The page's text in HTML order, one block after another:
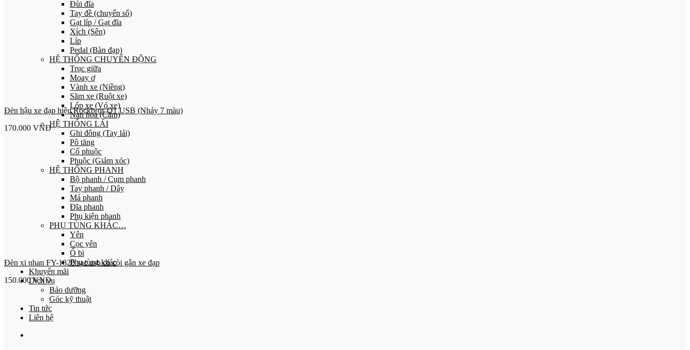
Đùi đĩa
Tay đề (chuyển số)
Gạt líp / Gạt đĩa
Xích (Sên)
Líp
Pedal (Bàn đạp)
HỆ THỐNG CHUYỂN ĐỘNG
Trục giữa
Moay ơ
Vành xe (Niềng)
Săm xe (Ruột xe)
Lốp xe (Vỏ xe)
Nan hoa (Căm)
HỆ THỐNG LÁI
Ghi đông (Tay lái)
Pô tăng
Cổ phuộc
Phuộc (Giảm xóc)
HỆ THỐNG PHANH
Bộ phanh / Cụm phanh
Tay phanh / Dây
Má phanh
Đĩa phanh
Phụ kiện phanh
PHỤ TÙNG KHÁC…
Yên
Cọc yên
Ổ bi
Phụ tùng khác
Khuyến mãi
Dịch vụ
Bảo dưỡng
Góc kỹ thuật
Tin tức
Liên hệ
Đèn hậu xe đạp hiệu Rockbros Q1 USB (Nháy 7 màu)
170.000 VNĐ
Đèn xi nhan FY-1820 sạc usb có còi gắn xe đạp
150.000VNĐ